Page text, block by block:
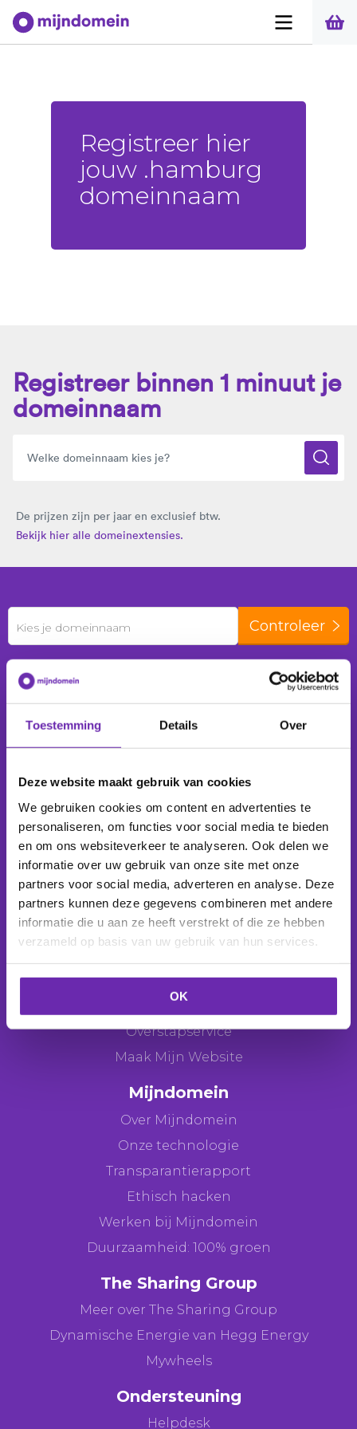
Toestemming Details Over
Deze website maakt gebruik van cookies
We gebruiken cookies om content en advertenties te
personaliseren, om functies voor social media te bieden
en om ons websiteverkeer te analyseren. Ook delen we
informatie over uw gebruik van onze site met onze
partners voor social media, adverteren en analyse. Deze
partners kunnen deze gegevens combineren met andere
informatie die u aan ze heeft verstrekt of die ze hebben
verzameld op basis van uw gebruik van hun services.
OK
Registreer hier
jouw .hamburg
domeinnaam
Registreer binnen 1 minuut je
domeinnaam
De prijzen zijn per jaar en exclusief btw.
Bekijk hier alle domeinextensies.
Kies je domeinnaam Controleer
303 domeinnamen
Wij beheren1.039.150 domeinnamen voor277.850
klanten.
Producten
Domeinnaam
E-mail
Webhosting
Webshop
Overstapservice
Maak Mijn Website
Mijndomein
Over Mijndomein
Onze technologie
Transparantierapport
Ethisch hacken
Werken bij Mijndomein
Duurzaamheid: 100% groen
The Sharing Group
Meer over The Sharing Group
Dynamische Energie van Hegg Energy
Mywheels
Ondersteuning
Helpdesk